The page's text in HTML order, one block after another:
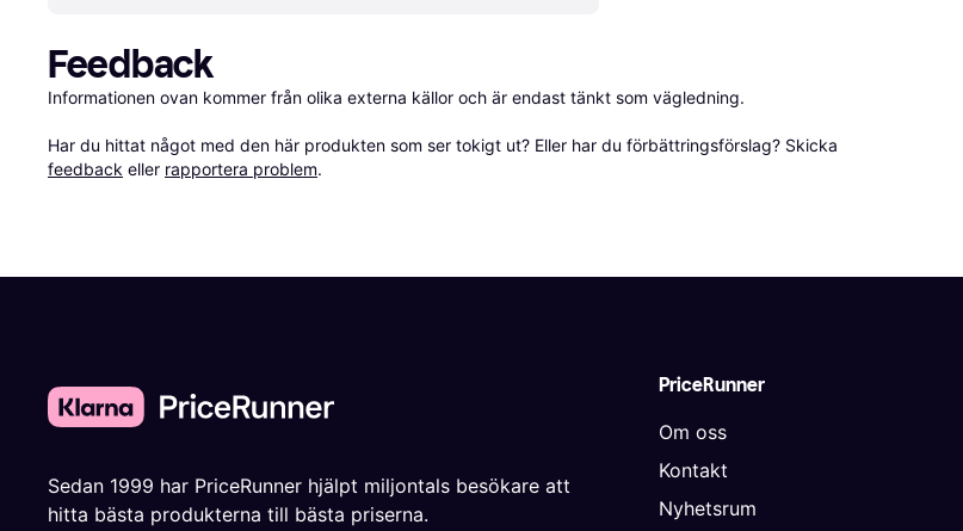
Feedback
Informationen ovan kommer från olika externa källor och är endast tänkt som vägledning.
Har du hittat något med den här produkten som ser tokigt ut? Eller har du förbättringsförslag? Skicka
feedback eller rapportera problem.
PriceRunner
Om oss
Kontakt
Nyhetsrum
Sedan 1999 har PriceRunner hjälpt miljontals besökare att
hitta bästa produkterna till bästa priserna.